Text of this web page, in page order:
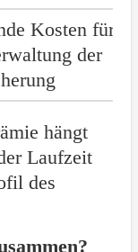
Kosten für
der
hängt
Laufzeit
des